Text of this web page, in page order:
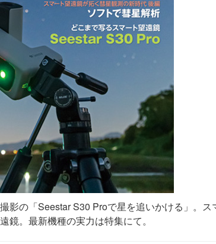
影の「Seestar S30 Proで星を追いかける」。
鏡。最新機種の実力は特集にて。